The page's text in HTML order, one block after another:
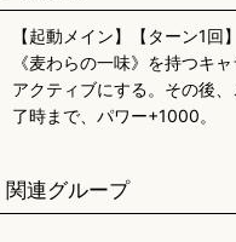
【起動メイン】【ターン1
《麦わらの一味》を持つキ
アクティブにする。その後
了時まで、パワー+1000。
関連グループ